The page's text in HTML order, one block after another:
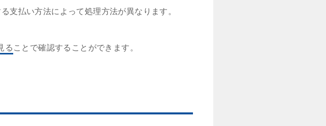
支払い方法によって処理方法が異なります。
る ことで確認することができます。